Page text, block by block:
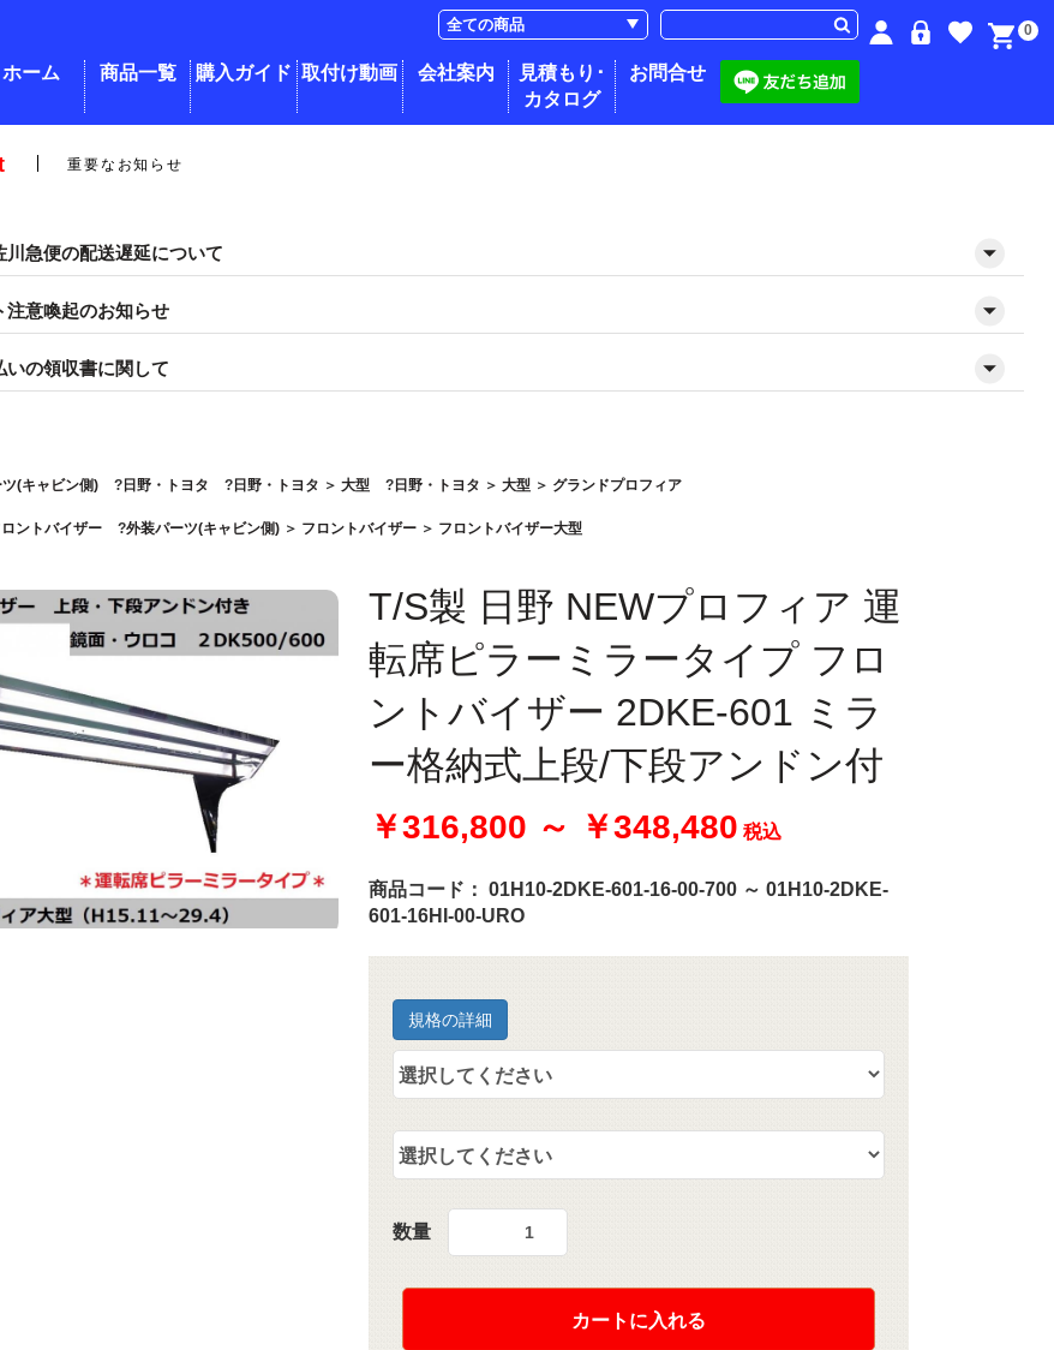
ホーム 商品一覧 購入ガイド 取付け動画 会社案内
見積もり･
カタログ
お問合せ
0
重要なお知らせ
川急便の配送遅延について
注意喚起のお知らせ
いの領収書に関して
(キャビン側) 日野・トヨタ 日野・トヨタ ＞ 大型 日野・トヨタ ＞ 大型 ＞ グランドプロフィア
ントバイザー 外装パーツ(キャビン側) ＞ フロントバイザー ＞ フロントバイザー大型
T/S製 日野 NEWプロフィア 運
転席ピラーミラータイプ フロ
ントバイザー 2DKE-601 ミラ
ー格納式上段/下段アンドン付
￥316,800 ～ ￥348,480 税込
商品コード：01H10-2DKE-601-16-00-700 ～ 01H10-2DKE-
601-16HI-00-URO
規格の詳細
数量
カートに入れる